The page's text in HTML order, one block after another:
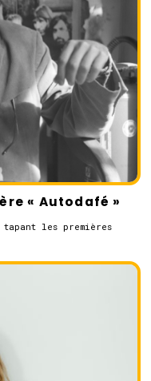
« Autodafé »
tapant les premières